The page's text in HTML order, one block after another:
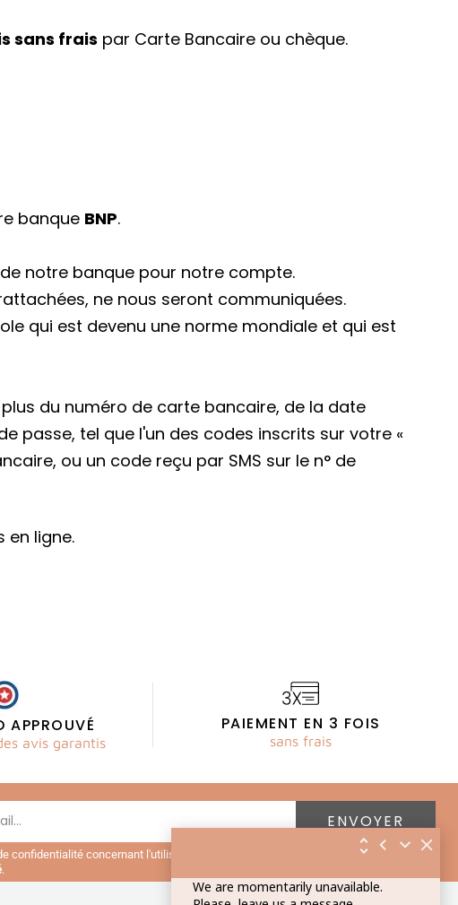
sans frais par Carte Bancaire ou chèque.
banque BNP.
notre banque pour notre compte.
ne nous seront communiquées.
qui est devenu une norme mondiale et qui est
du numéro de carte bancaire, de la date
passe, tel que l'un des codes inscrits sur votre «
ou un code reçu par SMS sur le n° de
en ligne.
APPROUVÉ
avis garantis
PAIEMENT EN 3 FOIS
sans frais
confidentialité concernant l'utilisation des mes données personnelles.Lire la
.
We are momentarily unavailable.